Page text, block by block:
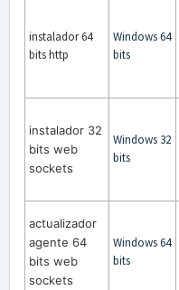
instalador 64
bits http
Windows 64
bits
instalador 32
bits web
sockets
Windows 32
bits
actualizador
agente 64
bits web
sockets
Windows 64
bits